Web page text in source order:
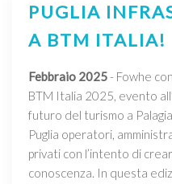
PUGLIA
A BTM ITALIA!
Febbraio 2025- Fowhe
BTM Italia 2025, evento
futuro del turismo a
Puglia operatori,
privati con l’intento di
conoscenza. In questa